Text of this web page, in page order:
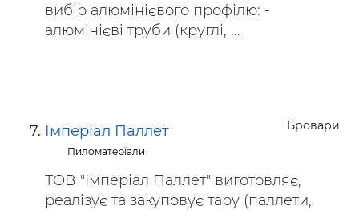
вибір алюмінієвого профілю: -
алюмінієві труби (круглі, ...
Бровари
Імперіал Паллет
Пиломатеріали
ТОВ "Імперіал Паллет" виготовляє,
реалізує та закуповує тару (паллети,